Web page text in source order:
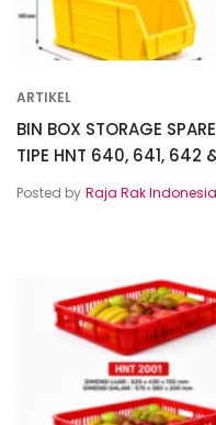
ARTIKEL
BIN BOX STORAGE
TIPE HNT 640, 641, 642
Posted by Raja Rak Indonesia